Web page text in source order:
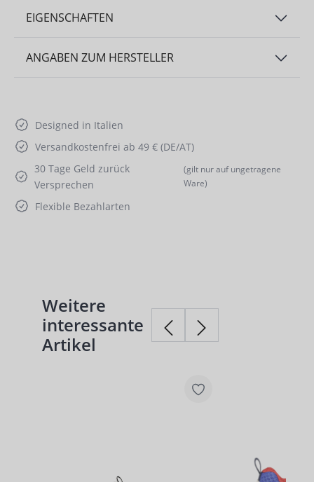
EIGENSCHAFTEN
ANGABEN ZUM HERSTELLER
Designed in Italien
Versandkostenfrei ab 49 € (DE/AT)
30 Tage Geld zurück
Versprechen
(gilt nur auf ungetragene
Ware)
Flexible Bezahlarten
Produktgalerie überspringen
Weitere
interessante
Artikel